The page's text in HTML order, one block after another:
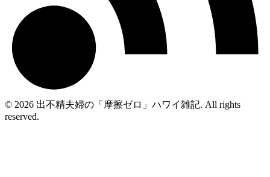
© 2026 出不精夫婦の「摩擦ゼロ」ハワイ雑記. All rights
reserved.